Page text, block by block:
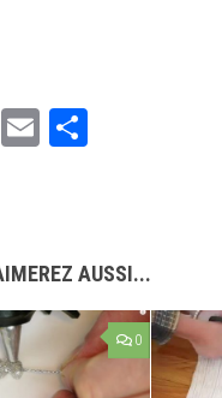
Mastodon
Email
AUSSI...
0